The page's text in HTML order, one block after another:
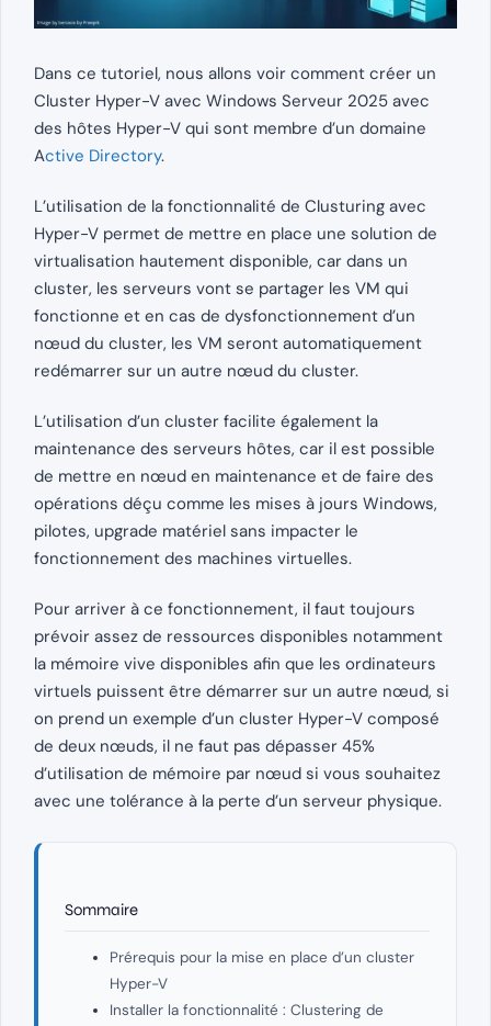
Dans ce tutoriel, nous allons voir comment créer un
Cluster Hyper-V avec Windows Serveur 2025 avec
des hôtes Hyper-V qui sont membre d’un domaine
Active Directory.
L’utilisation de la fonctionnalité de Clusturing avec
Hyper-V permet de mettre en place une solution de
virtualisation hautement disponible, car dans un
cluster, les serveurs vont se partager les VM qui
fonctionne et en cas de dysfonctionnement d’un
nœud du cluster, les VM seront automatiquement
redémarrer sur un autre nœud du cluster.
L’utilisation d’un cluster facilite également la
maintenance des serveurs hôtes, car il est possible
de mettre en nœud en maintenance et de faire des
opérations déçu comme les mises à jours Windows,
pilotes, upgrade matériel sans impacter le
fonctionnement des machines virtuelles.
Pour arriver à ce fonctionnement, il faut toujours
prévoir assez de ressources disponibles notamment
la mémoire vive disponibles afin que les ordinateurs
virtuels puissent être démarrer sur un autre nœud, si
on prend un exemple d’un cluster Hyper-V composé
de deux nœuds, il ne faut pas dépasser 45%
d’utilisation de mémoire par nœud si vous souhaitez
avec une tolérance à la perte d’un serveur physique.
Sommaire
Prérequis pour la mise en place d’un cluster
Hyper-V
Installer la fonctionnalité : Clustering de